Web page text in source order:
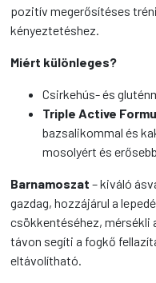
pozitív megerősítéses
kényeztetéshez.
Miért különleges?
Csirkehús- és
Triple Active
bazsalikommal és
mosolyért és
Barnamoszat – kiváló
gazdag, hozzájárul a
csökkentéséhez, mérsékli
távon segíti a fogkő
eltávolítható.